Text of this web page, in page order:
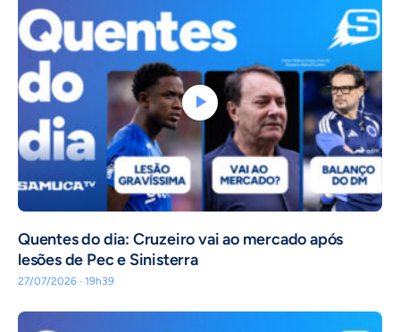
Quentes do dia: Cruzeiro vai ao mercado após
lesões de Pec e Sinisterra
27/07/2026 · 19h39